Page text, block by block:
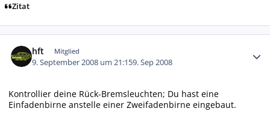
Zitat
hft Mitglied
9. September 2008 um 21:159. Sep 2008
Kontrollier deine Rück-Bremsleuchten; Du hast eine
Einfadenbirne anstelle einer Zweifadenbirne eingebaut.